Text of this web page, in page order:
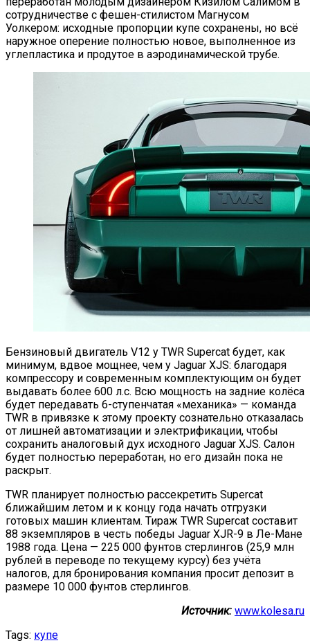
сотрудничестве с фешен-стилистом Магнусом
Уолкером: исходные пропорции купе сохранены, но всё
наружное оперение полностью новое, выполненное из
углепластика и продутое в аэродинамической трубе.
Бензиновый двигатель V12 у TWR Supercat будет, как
минимум, вдвое мощнее, чем у Jaguar XJS: благодаря
компрессору и современным комплектующим он будет
выдавать более 600 л.с. Всю мощность на задние колёса
будет передавать 6-ступенчатая «механика» — команда
TWR в привязке к этому проекту сознательно отказалась
от лишней автоматизации и электрификации, чтобы
сохранить аналоговый дух исходного Jaguar XJS. Салон
будет полностью переработан, но его дизайн пока не
раскрыт.
TWR планирует полностью рассекретить Supercat
ближайшим летом и к концу года начать отгрузки
готовых машин клиентам. Тираж TWR Supercat составит
88 экземпляров в честь победы Jaguar XJR-9 в Ле-Мане
1988 года. Цена — 225 000 фунтов стерлингов (25,9 млн
рублей в переводе по текущему курсу) без учёта
налогов, для бронирования компания просит депозит в
размере 10 000 фунтов стерлингов.
Источник: www.kolesa.ru
Tags: купе